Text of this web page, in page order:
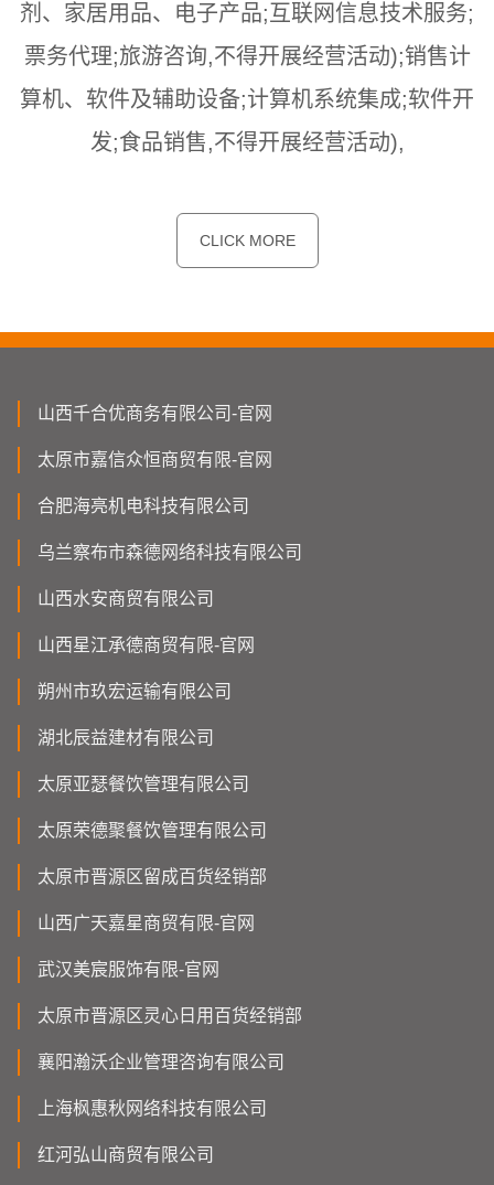
剂、家居用品、电子产品;互联网信息技术服务;
票务代理;旅游咨询,不得开展经营活动);销售计
算机、软件及辅助设备;计算机系统集成;软件开
发;食品销售,不得开展经营活动),
CLICK MORE
山西千合优商务有限公司-官网
太原市嘉信众恒商贸有限-官网
合肥海亮机电科技有限公司
乌兰察布市森德网络科技有限公司
山西水安商贸有限公司
山西星江承德商贸有限-官网
朔州市玖宏运输有限公司
湖北辰益建材有限公司
太原亚瑟餐饮管理有限公司
太原荣德聚餐饮管理有限公司
太原市晋源区留成百货经销部
山西广天嘉星商贸有限-官网
武汉美宸服饰有限-官网
太原市晋源区灵心日用百货经销部
襄阳瀚沃企业管理咨询有限公司
上海枫惠秋网络科技有限公司
红河弘山商贸有限公司